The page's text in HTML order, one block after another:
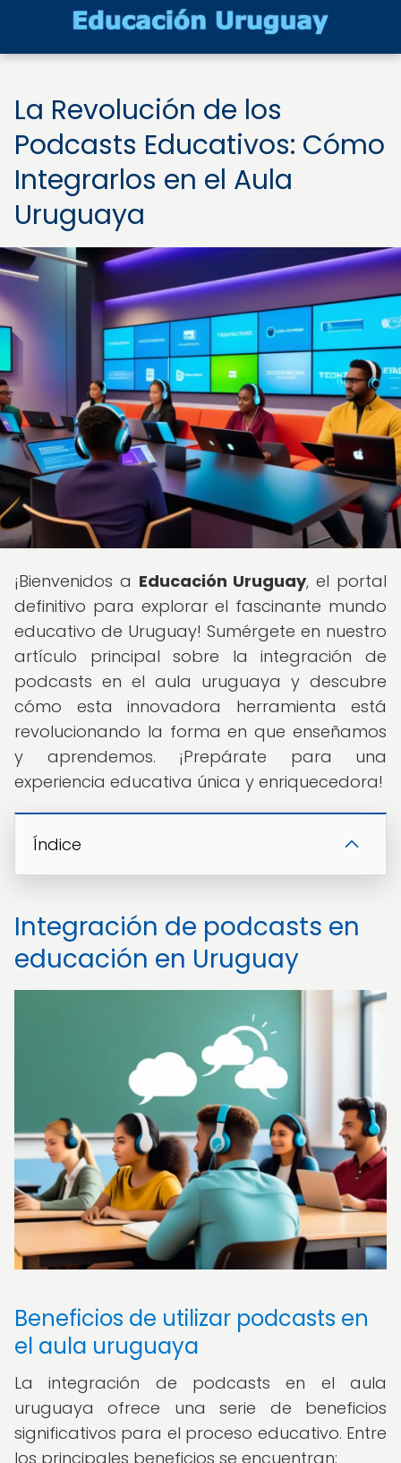
La Revolución de los
Podcasts Educativos: Cómo
Integrarlos en el Aula
Uruguaya
¡Bienvenidos a Educación Uruguay, el portal
definitivo para explorar el fascinante mundo
educativo de Uruguay! Sumérgete en nuestro
artículo principal sobre la integración de
podcasts en el aula uruguaya y descubre
cómo esta innovadora herramienta está
revolucionando la forma en que enseñamos
y aprendemos. ¡Prepárate para una
experiencia educativa única y enriquecedora!
Índice
Integración de podcasts en
educación en Uruguay
Beneficios de utilizar podcasts en
el aula uruguaya
La integración de podcasts en el aula
uruguaya ofrece una serie de beneficios
significativos para el proceso educativo. Entre
los principales beneficios se encuentran: